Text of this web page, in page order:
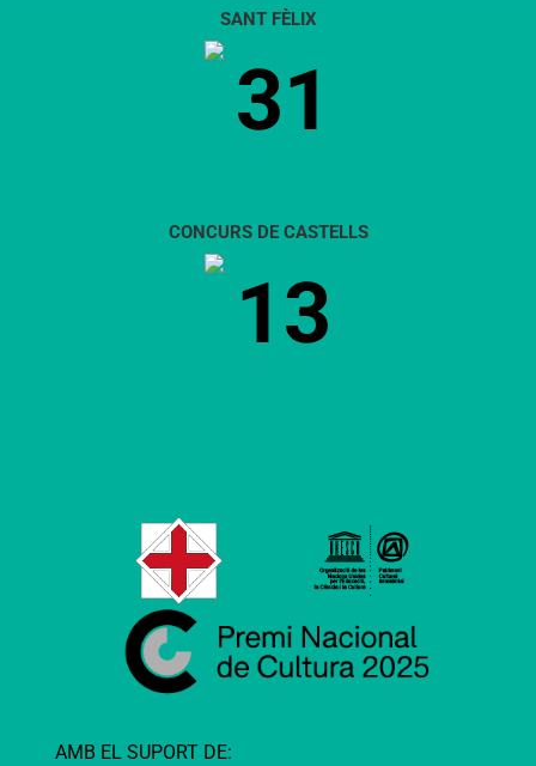
SANT FÈLIX
31
CONCURS DE CASTELLS
13
AMB EL SUPORT DE: